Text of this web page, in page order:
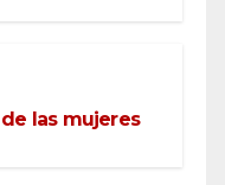
las mujeres